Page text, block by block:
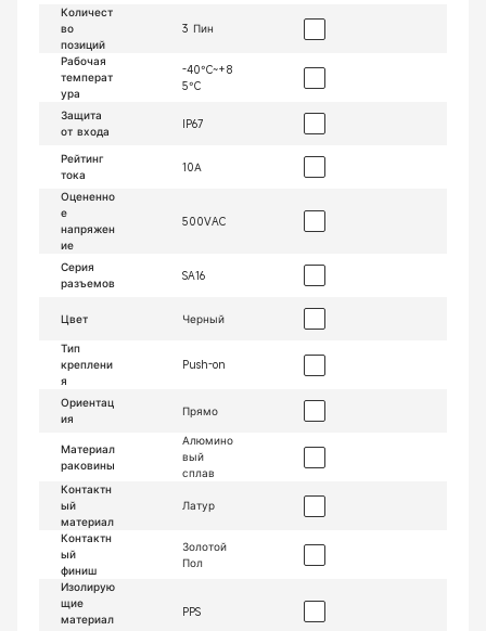
Количест
во
позиций
3 Пин
Рабочая
температ
ура
-40°C~+8
5°C
Защита
от входа
IP67
Рейтинг
тока
10А
Оцененно
е
напряжен
ие
500VAC
Серия
разъемов
SA16
Цвет Черный
Тип
креплени
я
Push-on
Ориентац
ия
Прямо
Материал
раковины
Алюмино
вый
сплав
Контактн
ый
материал
Латур
Контактн
ый
финиш
Золотой
Пол
Изолирую
щие
материал
PPS